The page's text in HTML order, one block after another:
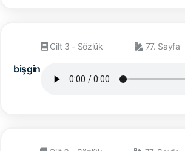
bişgin
Cilt 3 - Sözlük 77. Sayfa